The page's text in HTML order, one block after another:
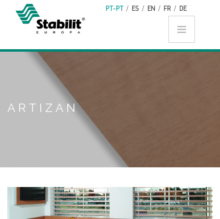
Skip to main content PT-PT / ES / EN / FR / DE
ARTIZAN